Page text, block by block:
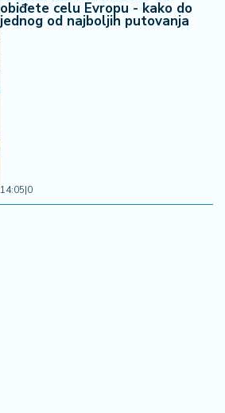
obiđete celu Evropu - kako do
jednog od najboljih putovanja
14:05|0